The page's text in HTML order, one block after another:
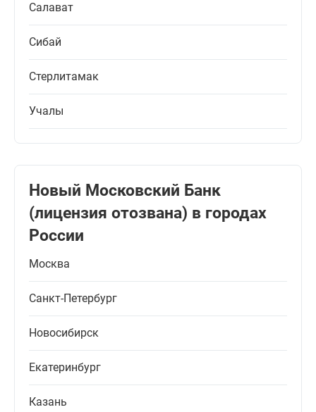
Салават
Сибай
Стерлитамак
Учалы
Новый Московский Банк
(лицензия отозвана) в городах
России
Москва
Санкт-Петербург
Новосибирск
Екатеринбург
Казань